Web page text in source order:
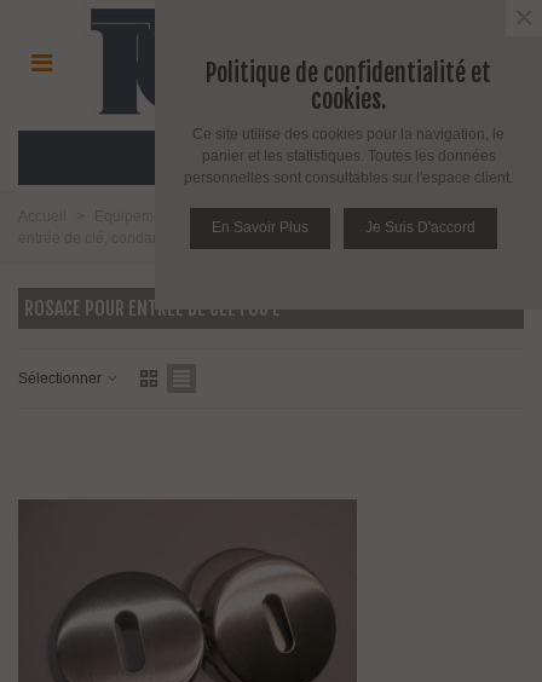
MENU
ROSACE POUR ENTRÉE DE CLÉ I OU L
Sélectionner
Politique de confidentialité et
cookies.
Ce site utilise des cookies pour la navigation, le
panier et les statistiques. Toutes les données
personnelles sont consultables sur l'espace client.
En Savoir Plus Je Suis D'accord